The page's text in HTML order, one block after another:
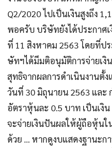
Q2/2020 ไปเป็นเงินสูงถึง
พอครับ บริษัทยังได้ประกาศ
ที่ 11 สิงหาคม 2563 โดยที่ป
ษัทฯได้มีมติอนุมัติการจ่ายเงิ
สุทธิจากผลการดำเนินงานตั้
วันที่ 30 มิถุนายน 2563 และ
อัตราหุ้นละ 0.5 บาท เป็นเงิ
จะจ่ายเงินปันผลให้ผู้ถือหุ้นใ
ด้วย … หากดูงบแสดงฐานะก